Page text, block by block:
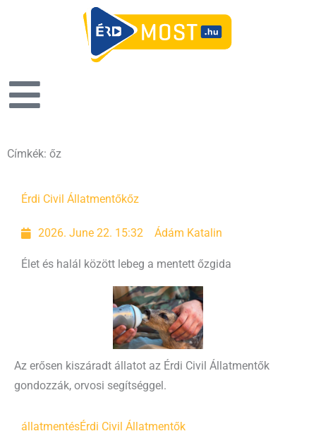
Címkék: őz
Érdi Civil Állatmentőkőz
2026. June 22. 15:32 Ádám Katalin
Élet és halál között lebeg a mentett őzgida
Az erősen kiszáradt állatot az Érdi Civil Állatmentők
gondozzák, orvosi segítséggel.
állatmentésÉrdi Civil Állatmentők